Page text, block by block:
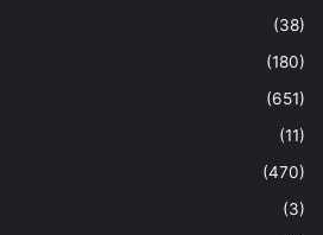
(38)
(180)
(651)
(11)
(470)
(3)